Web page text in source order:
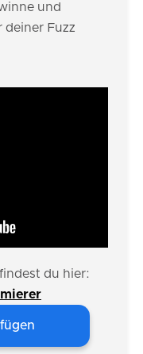
und
deiner Fuzz
du hier: